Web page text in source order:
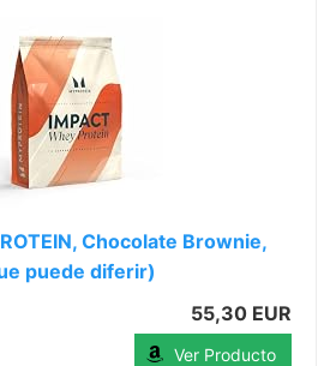
Chocolate Brownie,
puede diferir)
55,30 EUR
Ver Producto